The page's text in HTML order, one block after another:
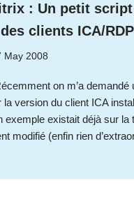
: Un petit
clients ICA/RDP
May 2008
on m’a demandé
la version du client ICA
exemple existait déjà sur la
modifié (enfin rien